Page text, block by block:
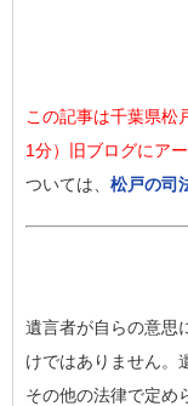
この記事は千葉県松
1分）旧ブログにア
ついては、 松戸の司
遺言者が自らの意思
けではありません。
その他の法律で定め